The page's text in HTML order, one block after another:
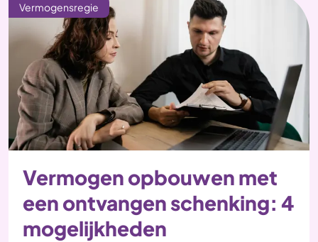
Vermogensregie
Vermogen opbouwen met
een ontvangen schenking: 4
mogelijkheden